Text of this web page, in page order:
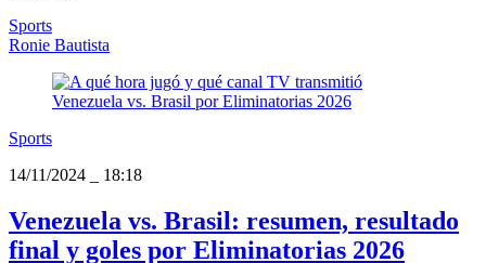
Sports
Ronie Bautista
Sports
14/11/2024
18:18
Venezuela vs. Brasil: resumen, resultado
final y goles por Eliminatorias 2026